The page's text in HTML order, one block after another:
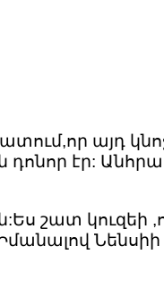
այդ
էր:
շատ կուզեի